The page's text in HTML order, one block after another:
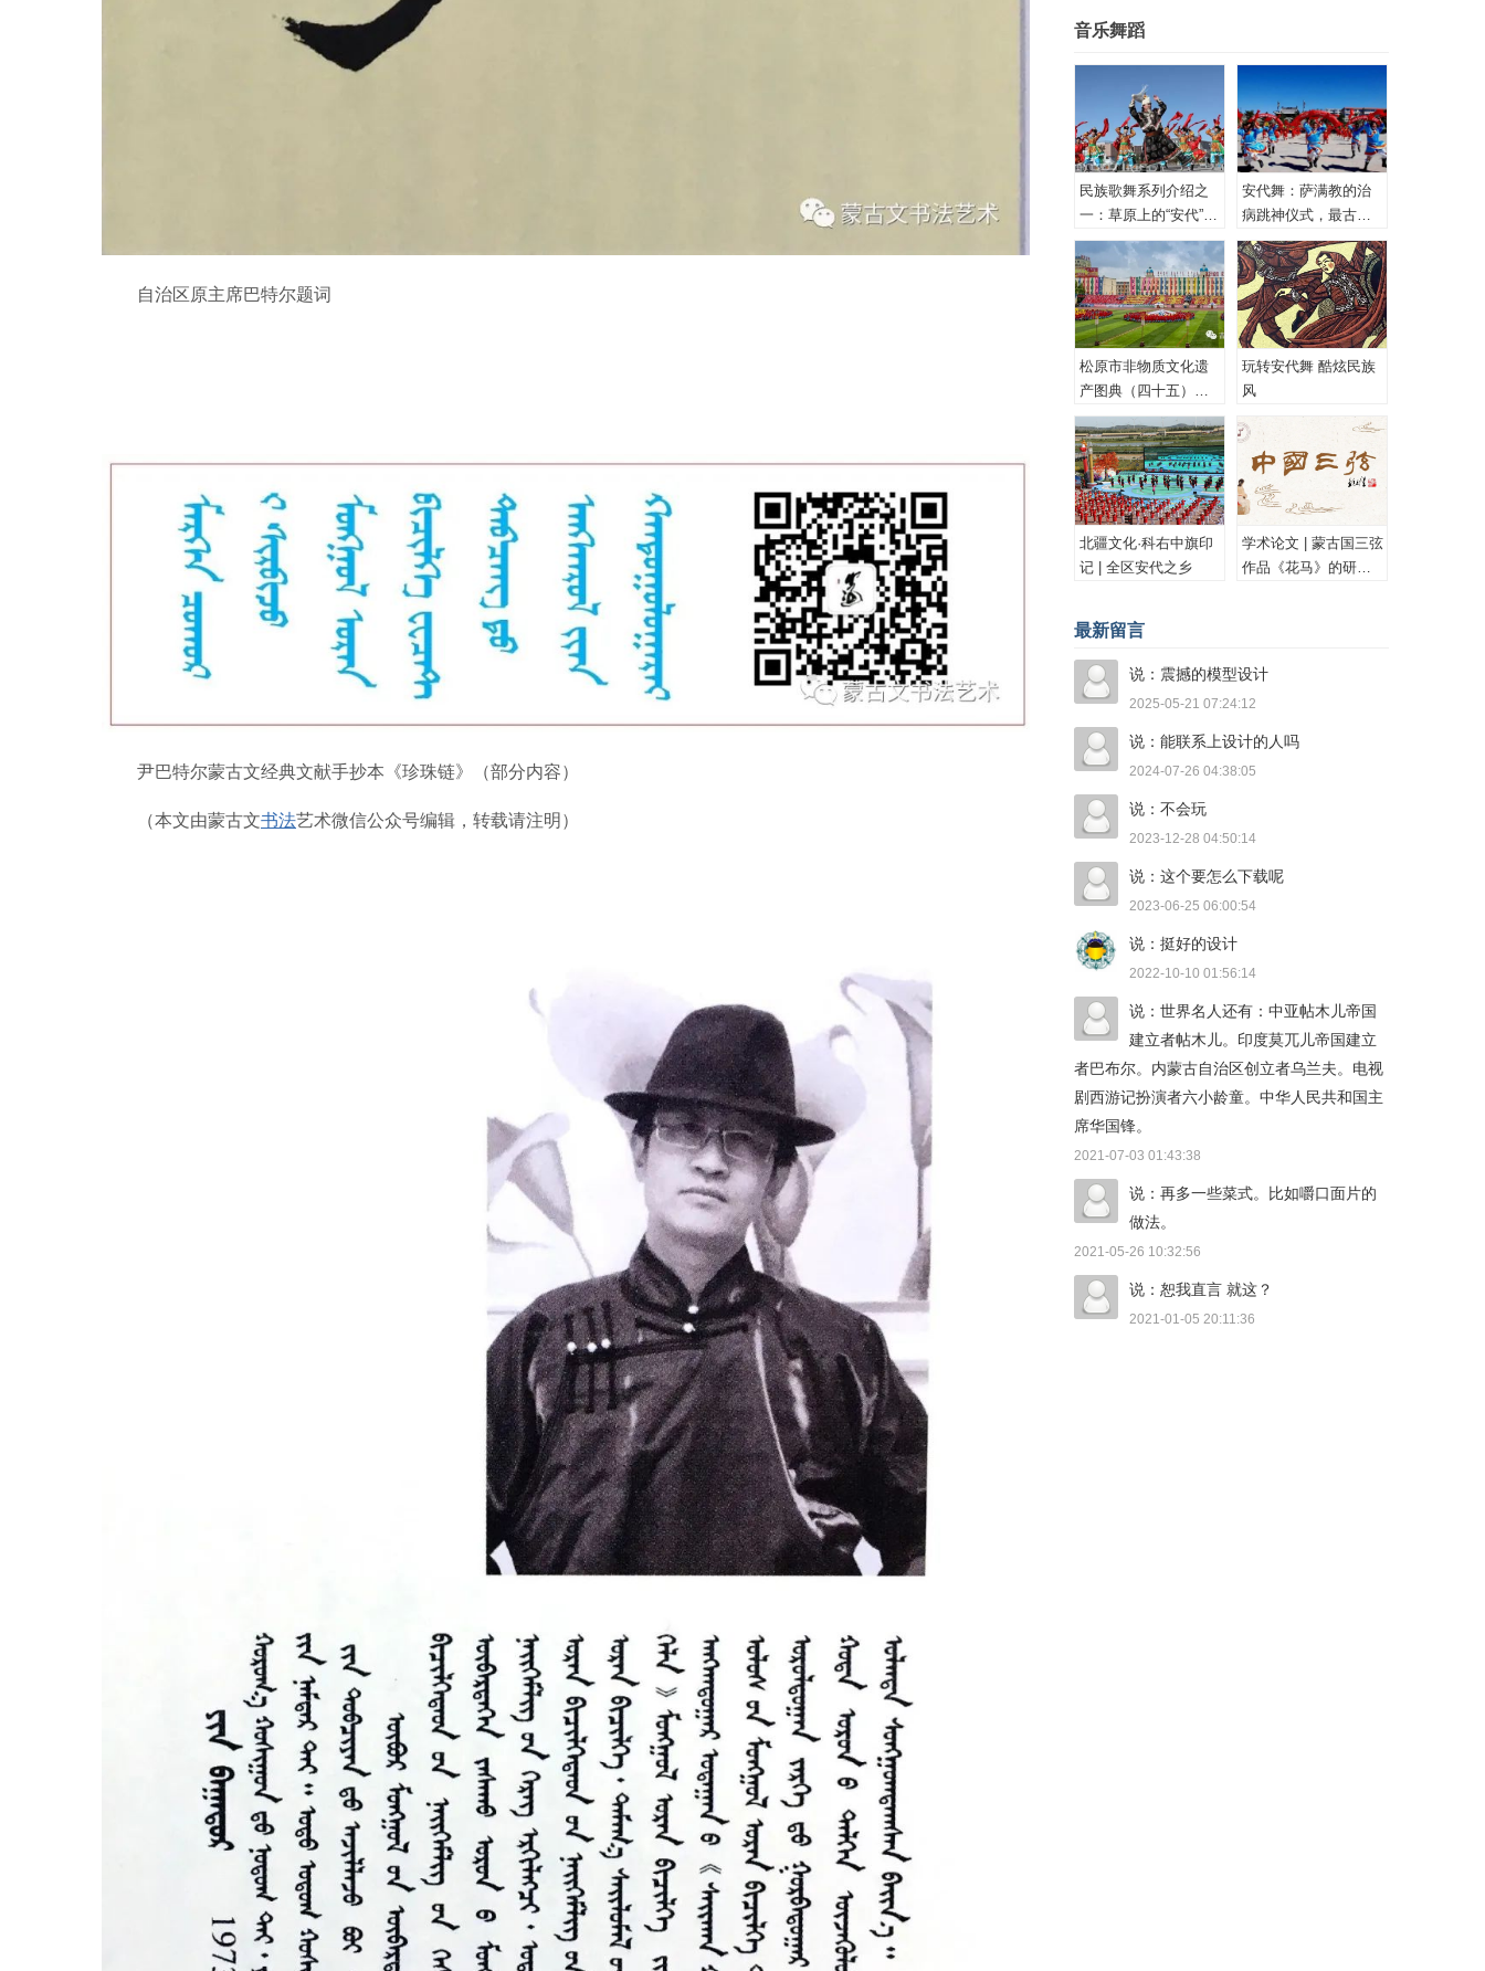
自治区原主席巴特尔题词
尹巴特尔蒙古文经典文献手抄本《珍珠链》（部分内容）
（本文由蒙古文书法艺术微信公众号编辑，转载请注明）
音乐舞蹈
民族歌舞系列介绍之
一：草原上的“安代”和
安代舞
安代舞：萨满教的治
病跳神仪式，最古老
的心理治疗！
松原市非物质文化遗
产图典（四十五）蒙
古族安代舞
玩转安代舞 酷炫民族
风
北疆文化·科右中旗印
记 | 全区安代之乡
学术论文 | 蒙古国三弦
作品《花马》的研究
最新留言
说：震撼的模型设计
2025-05-21 07:24:12
说：能联系上设计的人吗
2024-07-26 04:38:05
说：不会玩
2023-12-28 04:50:14
说：这个要怎么下载呢
2023-06-25 06:00:54
说：挺好的设计
2022-10-10 01:56:14
说：世界名人还有：中亚帖木儿帝国
建立者帖木儿。印度莫兀儿帝国建立
者巴布尔。内蒙古自治区创立者乌兰夫。电视
剧西游记扮演者六小龄童。中华人民共和国主
席华国锋。
2021-07-03 01:43:38
说：再多一些菜式。比如嚼口面片的
做法。
2021-05-26 10:32:56
说：恕我直言 就这？
2021-01-05 20:11:36